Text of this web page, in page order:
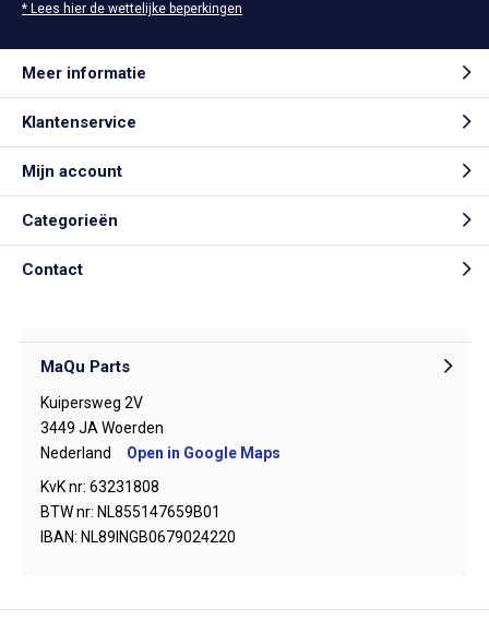
* Lees hier de wettelijke beperkingen
Meer informatie
Klantenservice
Mijn account
Categorieën
Contact
MaQu Parts
Kuipersweg 2V
3449 JA Woerden
Nederland
Open in Google Maps
KvK nr: 63231808
BTW nr: NL855147659B01
IBAN: NL89INGB0679024220